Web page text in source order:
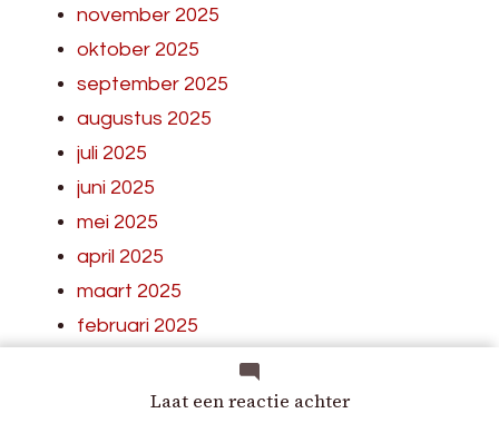
Laat een reactie achterop
november 2025
oktober 2025
september 2025
augustus 2025
juli 2025
juni 2025
mei 2025
april 2025
maart 2025
februari 2025
december 2024